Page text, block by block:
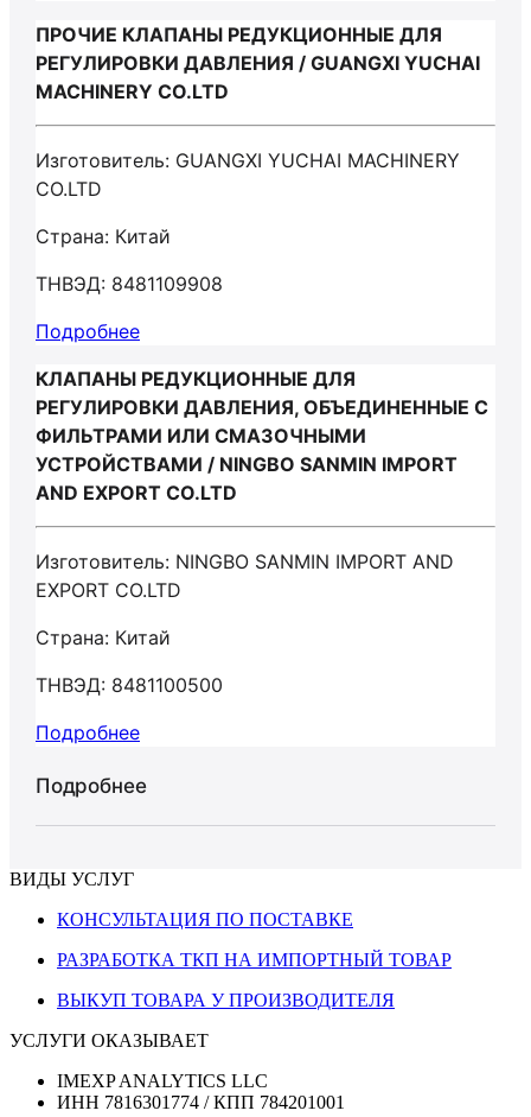
ПРОЧИЕ КЛАПАНЫ РЕДУКЦИОННЫЕ ДЛЯ
РЕГУЛИРОВКИ ДАВЛЕНИЯ / GUANGXI YUCHAI
MACHINERY CO.LTD
Изготовитель: GUANGXI YUCHAI MACHINERY
CO.LTD
Страна: Китай
ТНВЭД: 8481109908
Подробнее
КЛАПАНЫ РЕДУКЦИОННЫЕ ДЛЯ
РЕГУЛИРОВКИ ДАВЛЕНИЯ, ОБЪЕДИНЕННЫЕ С
ФИЛЬТРАМИ ИЛИ СМАЗОЧНЫМИ
УСТРОЙСТВАМИ / NINGBO SANMIN IMPORT
AND EXPORT CO.LTD
Изготовитель: NINGBO SANMIN IMPORT AND
EXPORT CO.LTD
Страна: Китай
ТНВЭД: 8481100500
Подробнее
Подробнее
ВИДЫ УСЛУГ
КОНСУЛЬТАЦИЯ ПО ПОСТАВКЕ
РАЗРАБОТКА ТКП НА ИМПОРТНЫЙ ТОВАР
ВЫКУП ТОВАРА У ПРОИЗВОДИТЕЛЯ
УСЛУГИ ОКАЗЫВАЕТ
IMEXP ANALYTICS LLC
ИНН 7816301774 / КПП 784201001